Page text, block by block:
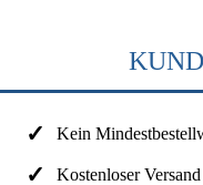
Kein
Kostenloser